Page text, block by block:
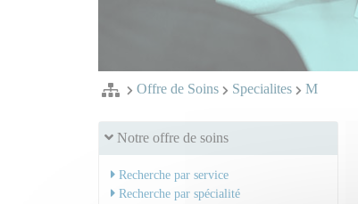
Offre de Soins Specialites M
Notre offre de soins
Recherche par service
Recherche par spécialité